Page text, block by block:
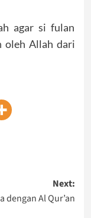
agar si fulan
oleh Allah dari
Next:
dengan Al Qur’an